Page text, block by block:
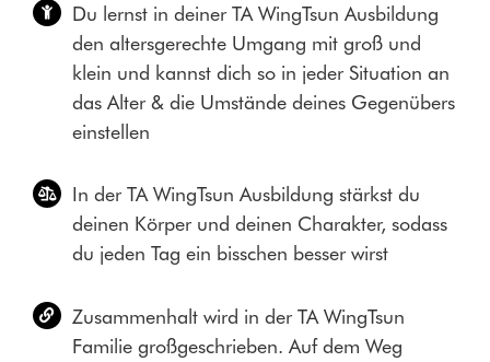
Du lernst in deiner TA WingTsun Ausbildung
den altersgerechte Umgang mit groß und
klein und kannst dich so in jeder Situation an
das Alter & die Umstände deines Gegenübers
einstellen
In der TA WingTsun Ausbildung stärkst du
deinen Körper und deinen Charakter, sodass
du jeden Tag ein bisschen besser wirst
Zusammenhalt wird in der TA WingTsun
Familie großgeschrieben. Auf dem Weg